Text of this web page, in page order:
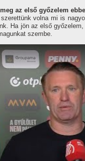
az első győzelem
volna mi is
Ha jön az első
szembe.